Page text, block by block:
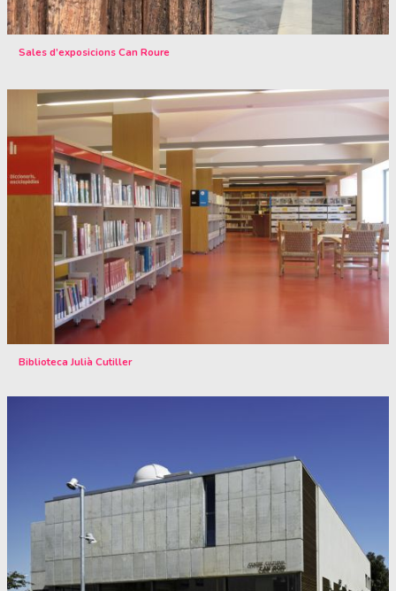
Sales d’exposicions Can Roure
Biblioteca Julià Cutiller